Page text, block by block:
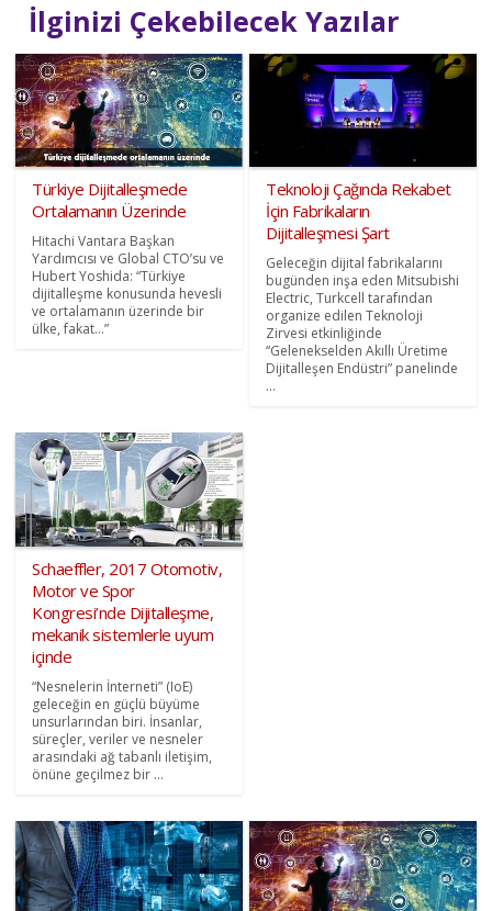
İlginizi Çekebilecek Yazılar
Türkiye Dijitalleşmede
Ortalamanın Üzerinde
Hitachi Vantara Başkan
Yardımcısı ve Global CTO’su ve
Hubert Yoshida: “Türkiye
dijitalleşme konusunda hevesli
ve ortalamanın üzerinde bir
ülke, fakat…”
Teknoloji Çağında Rekabet
İçin Fabrikaların
Dijitalleşmesi Şart
Geleceğin dijital fabrikalarını
bugünden inşa eden Mitsubishi
Electric, Turkcell tarafından
organize edilen Teknoloji
Zirvesi etkinliğinde
“Gelenekselden Akıllı Üretime
Dijitalleşen Endüstri” panelinde
...
Schaeffler, 2017 Otomotiv,
Motor ve Spor
Kongresi’nde Dijitalleşme,
mekanik sistemlerle uyum
içinde
“Nesnelerin İnterneti” (IoE)
geleceğin en güçlü büyüme
unsurlarından biri. İnsanlar,
süreçler, veriler ve nesneler
arasındaki ağ tabanlı iletişim,
önüne geçilmez bir ...